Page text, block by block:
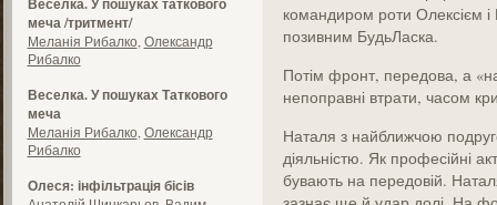
Веселка. У пошуках таткового
меча /тритмент/
Меланія Рибалко Олександр
Рибалко
Веселка. У пошуках Таткового
меча
Меланія Рибалко Олександр
Рибалко
Олеся: інфільтрація бісів
командиром роти Олексієм
позивним БудьЛаска.
Потім фронт, передова, а «на
непоправні втрати, часом
Наталя з найближчою
діяльністю. Як професійні
бувають на передовій.